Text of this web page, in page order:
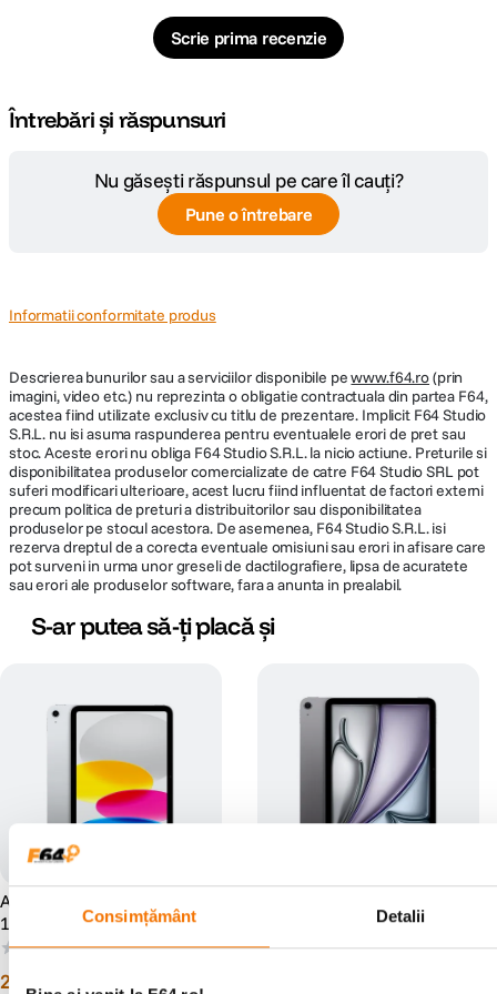
Consimțământ Detalii
impresionanta, pentru autonomie pe intreaga zi.
Cipul M3 proiectat de Apple dispune de un procesor cu 8 nuclee
– 4
pentru performanta si 4 pentru eficienta – optimizat pentru orice flux de
lucru si sarcini creative. GPU-ul cu 9 nuclee asigura performante grafice
cu pana la 40% mai rapide fata de iPad Air cu cip M1, introducand Dynamic
Caching, ray tracing si mesh shading accelerate hardware, pentru imagini,
videoclipuri si grafica de o claritate uimitoare.
Pana la 60% mai rapid.
Neural Engine cu 16 nuclee transforma iPad Air intr-un dispozitiv AI
extrem de performant, oferind viteze cu pana la 60% mai mari fata de
Tools si Image Wand din aplicatia Notes, faciliteaza luarea notitelor
Scrie prima recenzie
Întrebări și răspunsuri
Nu găsești răspunsul pe care îl cauți?
Pune o întrebare
Informatii conformitate produs
Descrierea bunurilor sau a serviciilor disponibile pewww.f64.ro(prin
imagini, video etc.) nu reprezinta o obligatie contractuala din partea F64,
acestea fiind utilizate exclusiv cu titlu de prezentare. Implicit F64 Studio
S.R.L. nu isi asuma raspunderea pentru eventualele erori de pret sau
stoc. Aceste erori nu obliga F64 Studio S.R.L. la nicio actiune. Preturile si
disponibilitatea produselor comercializate de catre F64 Studio SRL pot
suferi modificari ulterioare, acest lucru fiind influentat de factori externi
precum politica de preturi a distribuitorilor sau disponibilitatea
produselor pe stocul acestora. De asemenea, F64 Studio S.R.L. isi
rezerva dreptul de a corecta eventuale omisiuni sau erori in afisare care
pot surveni in urma unor greseli de dactilografiere, lipsa de acuratete
sau erori ale produselor software, fara a anunta in prealabil.
S-ar putea să-ți placă și
Apple iPad A16 Tableta 11"
128GB Wi-Fi Argintiu
(0)
2
11" 128GB Wi-Fi Space Grey
(0)